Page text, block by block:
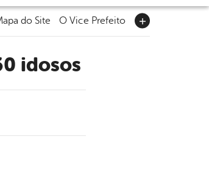
do Site O Vice Prefeito
idosos